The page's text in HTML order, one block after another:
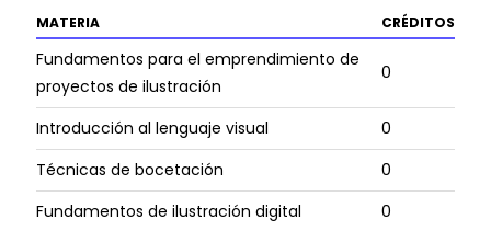
MATERIA
CRÉDITOS
Fundamentos para el emprendimiento de
proyectos de ilustración
0
Introducción al lenguaje visual
0
Técnicas de bocetación
0
Fundamentos de ilustración digital
0